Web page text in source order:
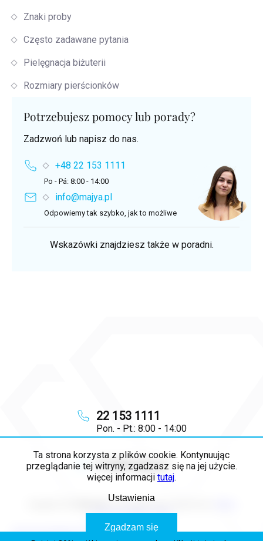
Ta strona korzysta z plików cookie. Kontynuując
przeglądanie tej witryny, zgadzasz się na jej użycie.
więcej informacji tutaj.
Ustawienia
Zgadzam się
info@ majya.pl
22 153 1111
Pon. - Pt.: 8:00 - 14:00
Znaki proby
Często zadawane pytania
Pielęgnacja biżuterii
Rozmiary pierścionków
Potrzebujesz pomocy lub porady?
Zadzwoń lub napisz do nas.
+48 22 153 1111
Po - Pá: 8:00 - 14:00
info@majya.pl
Odpowiemy tak szybko, jak to możliwe
Wskazówki znajdziesz także w poradni.
Opracował Shoptet Premium
ustawienia plików cookie